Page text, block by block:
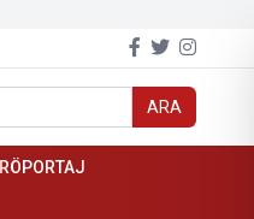
ARA
RÖPORTAJ